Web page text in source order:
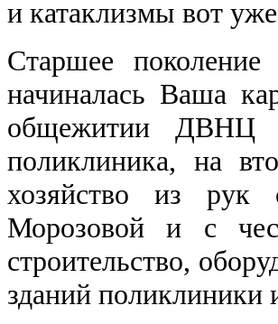
и катаклизмы вот
Старшее
начиналась Ваша
общежитии ДВНЦ
поликлиника, на
хозяйство из рук
Морозовой и с
строительство,
зданий поликлиники